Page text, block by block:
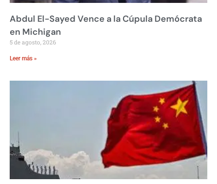
Abdul El-Sayed Vence a la Cúpula Demócrata
en Michigan
5 de agosto, 2026
Leer más »